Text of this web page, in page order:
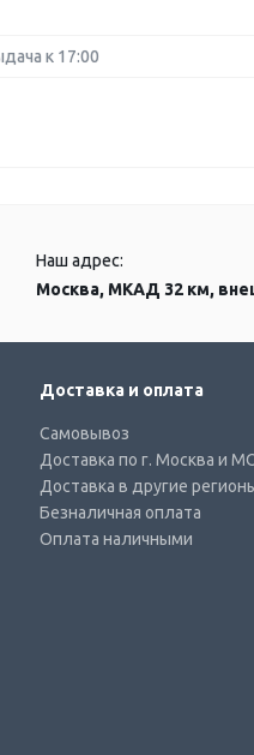
к 17:00
Наш адрес:
Москва, МКАД 32 км,
Доставка и оплата
Самовывоз
Доставка по г. Москва и
Доставка в другие
Безналичная оплата
Оплата наличными